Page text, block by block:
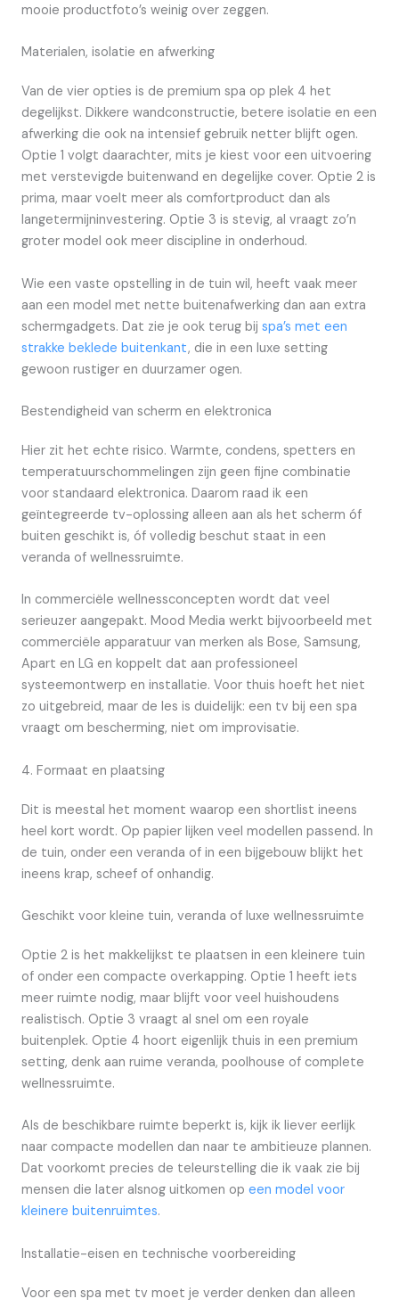
mooie productfoto’s weinig over zeggen.
Materialen, isolatie en afwerking
Van de vier opties is de premium spa op plek 4 het
degelijkst. Dikkere wandconstructie, betere isolatie en een
afwerking die ook na intensief gebruik netter blijft ogen.
Optie 1 volgt daarachter, mits je kiest voor een uitvoering
met verstevigde buitenwand en degelijke cover. Optie 2 is
prima, maar voelt meer als comfortproduct dan als
langetermijninvestering. Optie 3 is stevig, al vraagt zo’n
groter model ook meer discipline in onderhoud.
Wie een vaste opstelling in de tuin wil, heeft vaak meer
aan een model met nette buitenafwerking dan aan extra
schermgadgets. Dat zie je ook terug bij spa’s met een
strakke beklede buitenkant, die in een luxe setting
gewoon rustiger en duurzamer ogen.
Bestendigheid van scherm en elektronica
Hier zit het echte risico. Warmte, condens, spetters en
temperatuurschommelingen zijn geen fijne combinatie
voor standaard elektronica. Daarom raad ik een
geïntegreerde tv-oplossing alleen aan als het scherm óf
buiten geschikt is, óf volledig beschut staat in een
veranda of wellnessruimte.
In commerciële wellnessconcepten wordt dat veel
serieuzer aangepakt. Mood Media werkt bijvoorbeeld met
commerciële apparatuur van merken als Bose, Samsung,
Apart en LG en koppelt dat aan professioneel
systeemontwerp en installatie. Voor thuis hoeft het niet
zo uitgebreid, maar de les is duidelijk: een tv bij een spa
vraagt om bescherming, niet om improvisatie.
4. Formaat en plaatsing
Dit is meestal het moment waarop een shortlist ineens
heel kort wordt. Op papier lijken veel modellen passend. In
de tuin, onder een veranda of in een bijgebouw blijkt het
ineens krap, scheef of onhandig.
Geschikt voor kleine tuin, veranda of luxe wellnessruimte
Optie 2 is het makkelijkst te plaatsen in een kleinere tuin
of onder een compacte overkapping. Optie 1 heeft iets
meer ruimte nodig, maar blijft voor veel huishoudens
realistisch. Optie 3 vraagt al snel om een royale
buitenplek. Optie 4 hoort eigenlijk thuis in een premium
setting, denk aan ruime veranda, poolhouse of complete
wellnessruimte.
Als de beschikbare ruimte beperkt is, kijk ik liever eerlijk
naar compacte modellen dan naar te ambitieuze plannen.
Dat voorkomt precies de teleurstelling die ik vaak zie bij
mensen die later alsnog uitkomen op een model voor
kleinere buitenruimtes.
Installatie-eisen en technische voorbereiding
Voor een spa met tv moet je verder denken dan alleen